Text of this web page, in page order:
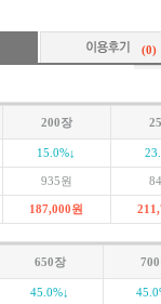
(0)
200장
15.0%↓
935원
187,000원
650장
45.0%↓ 45.0